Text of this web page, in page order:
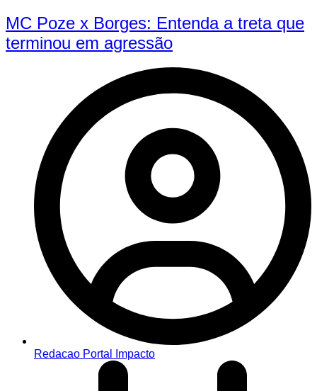
MC Poze x Borges: Entenda a treta que
terminou em agressão
Redacao Portal Impacto